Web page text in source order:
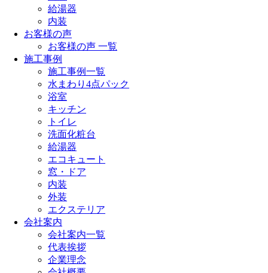
給湯器
内装
お客様の声
お客様の声 一覧
施工事例
施工事例一覧
水まわり4点パック
浴室
キッチン
トイレ
洗面化粧台
給湯器
エコキュート
窓・ドア
内装
外装
エクステリア
会社案内
会社案内一覧
代表挨拶
企業理念